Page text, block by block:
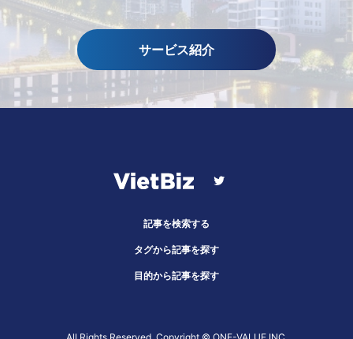
サービス紹介
記事を検索する
タグから記事を探す
目的から記事を探す